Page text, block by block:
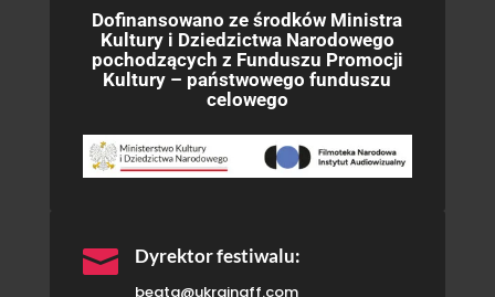
Dofinansowano ze środków Ministra
Kultury i Dziedzictwa Narodowego
pochodzących z Funduszu Promocji
Kultury – państwowego funduszu
celowego
 Dyrektor festiwalu:
beata@ukrainaff.com